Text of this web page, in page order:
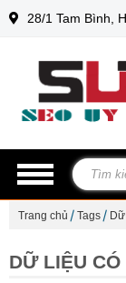
Trang chủ Tags
DỮ LIỆU CÓ
28/1 Tam Bình,